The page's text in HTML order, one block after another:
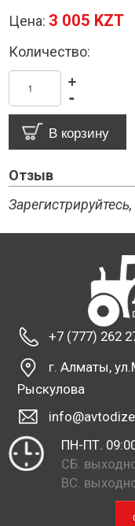
Цена: 3 005 KZT
Количество:
-
+
Отзыв
+7 (777) 262
г. Алматы,
Рыскулова
ПН-ПТ.
СБ.
ВС.